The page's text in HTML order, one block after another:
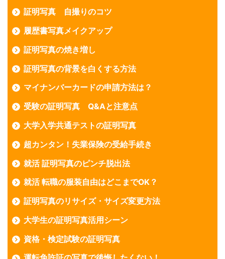
証明写真 自撮りのコツ
履歴書写真メイクアップ
証明写真の焼き増し
証明写真の背景を白くする方法
マイナンバーカードの申請方法は？
受験の証明写真 Q&Aと注意点
大学入学共通テストの証明写真
超カンタン！失業保険の受給手続き
就活 証明写真のピンチ脱出法
就活 転職の服装自由はどこまでOK？
証明写真のリサイズ・サイズ変更方法
大学生の証明写真活用シーン
資格・検定試験の証明写真